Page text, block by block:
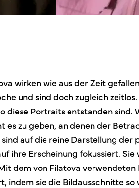
wirken wie aus der Zeit
und sind doch zugleich
diese Portraits entstanden sind.
es zu geben, an denen der
auf die reine Darstellung der
ihre Erscheinung fokussiert.
dem von Filatova
indem sie die Bildausschnitte so